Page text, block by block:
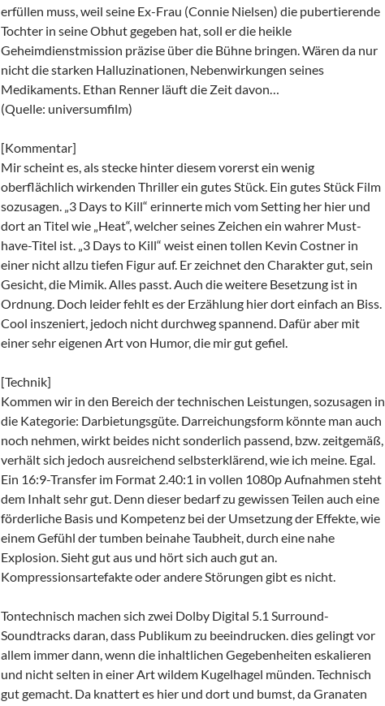
erfüllen muss, weil seine Ex-Frau (Connie Nielsen) die pubertierende
Tochter in seine Obhut gegeben hat, soll er die heikle
Geheimdienstmission präzise über die Bühne bringen. Wären da nur
nicht die starken Halluzinationen, Nebenwirkungen seines
Medikaments. Ethan Renner läuft die Zeit davon…
(Quelle: universumfilm)
[Kommentar]
Mir scheint es, als stecke hinter diesem vorerst ein wenig
oberflächlich wirkenden Thriller ein gutes Stück. Ein gutes Stück Film
sozusagen. „3 Days to Kill“ erinnerte mich vom Setting her hier und
dort an Titel wie „Heat“, welcher seines Zeichen ein wahrer Must-
have-Titel ist. „3 Days to Kill“ weist einen tollen Kevin Costner in
einer nicht allzu tiefen Figur auf. Er zeichnet den Charakter gut, sein
Gesicht, die Mimik. Alles passt. Auch die weitere Besetzung ist in
Ordnung. Doch leider fehlt es der Erzählung hier dort einfach an Biss.
Cool inszeniert, jedoch nicht durchweg spannend. Dafür aber mit
einer sehr eigenen Art von Humor, die mir gut gefiel.
[Technik]
Kommen wir in den Bereich der technischen Leistungen, sozusagen in
die Kategorie: Darbietungsgüte. Darreichungsform könnte man auch
noch nehmen, wirkt beides nicht sonderlich passend, bzw. zeitgemäß,
verhält sich jedoch ausreichend selbsterklärend, wie ich meine. Egal.
Ein 16:9-Transfer im Format 2.40:1 in vollen 1080p Aufnahmen steht
dem Inhalt sehr gut. Denn dieser bedarf zu gewissen Teilen auch eine
förderliche Basis und Kompetenz bei der Umsetzung der Effekte, wie
einem Gefühl der tumben beinahe Taubheit, durch eine nahe
Explosion. Sieht gut aus und hört sich auch gut an.
Kompressionsartefakte oder andere Störungen gibt es nicht.
Tontechnisch machen sich zwei Dolby Digital 5.1 Surround-
Soundtracks daran, dass Publikum zu beeindrucken. dies gelingt vor
allem immer dann, wenn die inhaltlichen Gegebenheiten eskalieren
und nicht selten in einer Art wildem Kugelhagel münden. Technisch
gut gemacht. Da knattert es hier und dort und bumst, da Granaten